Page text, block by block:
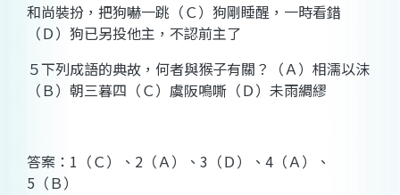
和尚裝扮，把狗嚇一跳（Ｃ）狗剛睡醒，一時看錯
（Ｄ）狗已另投他主，不認前主了
５下列成語的典故，何者與猴子有關？（Ａ）相濡以沫
（Ｂ）朝三暮四（Ｃ）虞阪鳴嘶（Ｄ）未雨綢繆
答案： 1 （Ｃ）、 2 （Ａ）、 3 （Ｄ）、 4 （Ａ）、
5 （Ｂ）